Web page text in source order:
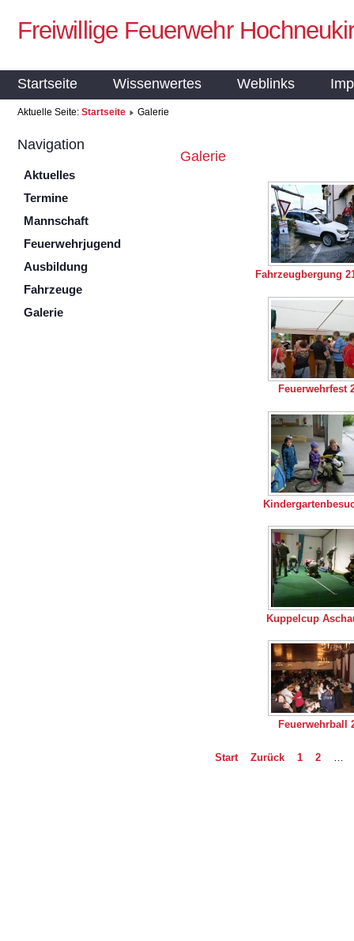
Freiwillige Feuerwehr
Startseite Wissenwertes Weblinks
Aktuelle Seite: Startseite Galerie
Navigation
Aktuelles
Termine
Mannschaft
Feuerwehrjugend
Ausbildung
Fahrzeuge
Galerie
Galerie
Fahrzeugbergung
Feuerwehrfest
Kuppelcup
Feuerwehrball
Start Zurück 1 2 …